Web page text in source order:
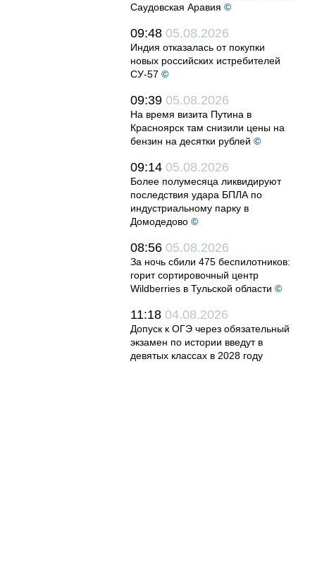
Саудовская Аравия ©
09:48 05.08.2026
Индия отказалась от покупки
новых российских истребителей
СУ-57 ©
09:39 05.08.2026
На время визита Путина в
Красноярск там снизили цены на
бензин на десятки рублей ©
09:14 05.08.2026
Более полумесяца ликвидируют
последствия удара БПЛА по
индустриальному парку в
Домодедово ©
08:56 05.08.2026
За ночь сбили 475 беспилотников:
горит сортировочный центр
Wildberries в Тульской области ©
11:18 04.08.2026
Допуск к ОГЭ через обязательный
экзамен по истории введут в
девятых классах в 2028 году